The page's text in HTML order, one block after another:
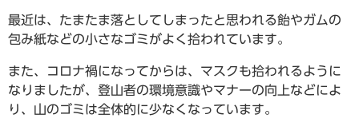
最近は、たまたま落としてしまったと思われる飴やガムの
包み紙などの小さなゴミがよく拾われています。
また、コロナ禍になってからは、マスクも拾われるように
なりましたが、登山者の環境意識やマナーの向上などによ
り、山のゴミは全体的に少なくなっています。